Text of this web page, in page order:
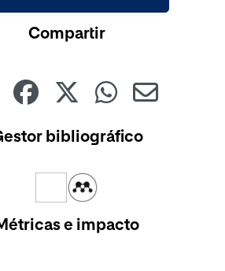
Compartir
bibliográfico
e impacto